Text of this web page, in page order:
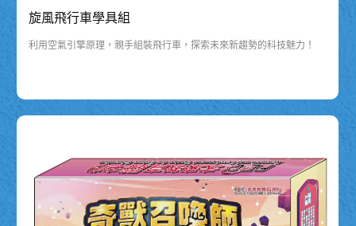
旋風飛行車學具組
利用空氣引擎原理，親手組裝飛行車，探索未來新趨勢的科技魅力！